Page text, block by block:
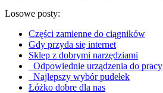
Losowe posty:
Części zamienne do ciągników
Gdy przyda się internet
Sklep z dobrymi narzędziami
Odpowiednie urządzenia do pracy
Najlepszy wybór pudełek
Łóżko dobre dla nas